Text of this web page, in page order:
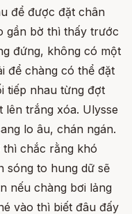
để được đặt chân
gần bờ thì thấy trước
đứng, không có một
để chàng có thể đặt
tiếp nhau từng đợt
lên trắng xóa. Ulysse
lo âu, chán ngán.
chắc rằng khó
sóng to hung dữ sẽ
nếu chàng bơi lảng
vào thì biết đâu đấy